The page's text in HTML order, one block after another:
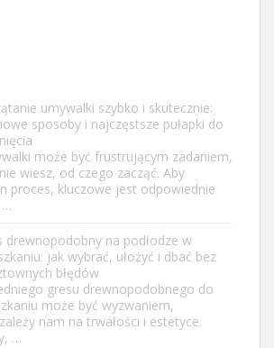
umywalki szybko i skutecznie:
sposoby i najczęstsze pułapki do
może być frustrującym zadaniem,
wiesz, od czego zacząć. Aby
proces, kluczowe jest odpowiednie
…
drewnopodobny na podłodze w
jak wybrać, ułożyć i dbać bez
błędów
gresu drewnopodobnego do
może być wyzwaniem,
nam na trwałości i estetyce.
…